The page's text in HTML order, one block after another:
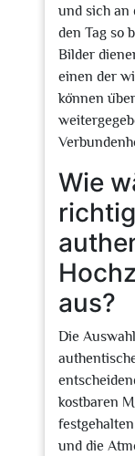
und sich an
den Tag so
Bilder
einen der
können
Wie
aus?
Die
kostbaren
und die